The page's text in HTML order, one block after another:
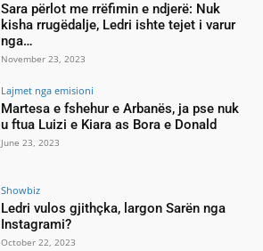
Sara përlot me rrëfimin e ndjerë: Nuk
kisha rrugëdalje, Ledri ishte tejet i varur
nga…
November 23, 2023
Lajmet nga emisioni
Martesa e fshehur e Arbanës, ja pse nuk
u ftua Luizi e Kiara as Bora e Donald
June 23, 2023
Showbiz
Ledri vulos gjithçka, largon Sarën nga
Instagrami?
October 22, 2023